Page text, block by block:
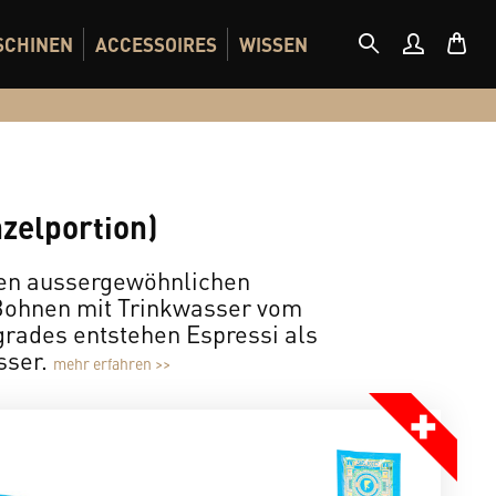
ACCESSOIRES WISSEN
aussergewöhnlichen
mit Trinkwasser vom
entstehen Espressi als
mehr erfahren >>